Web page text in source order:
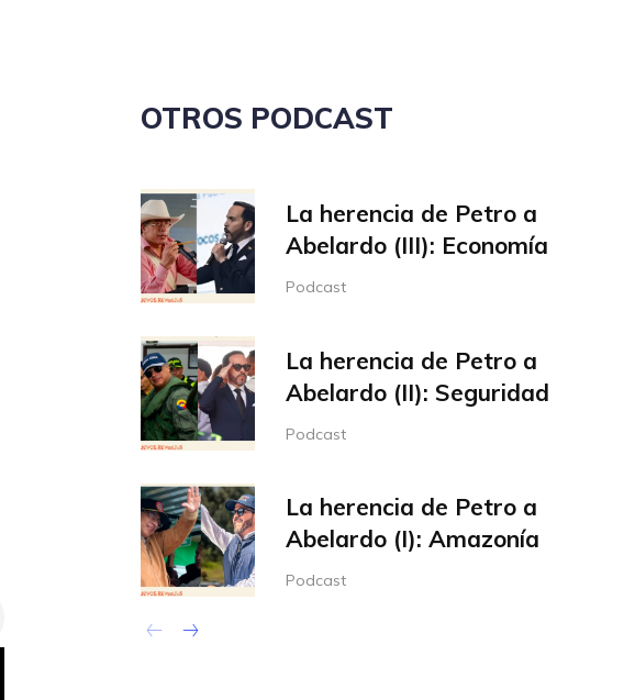
OTROS PODCAST
La herencia de Petro a
Abelardo (III): Economía
Podcast
La herencia de Petro a
Abelardo (II): Seguridad
Podcast
La herencia de Petro a
Abelardo (I): Amazonía
Podcast